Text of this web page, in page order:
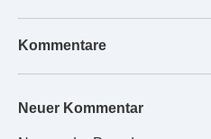
Kommentare
Neuer Kommentar